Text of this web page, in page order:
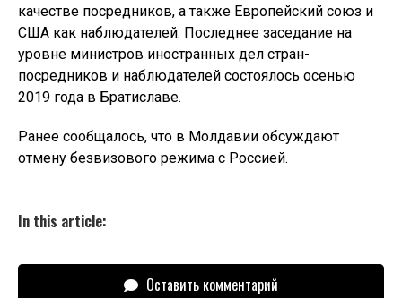
качестве посредников, а также Европейский союз и
США как наблюдателей. Последнее заседание на
уровне министров иностранных дел стран-
посредников и наблюдателей состоялось осенью
2019 года в Братиславе.
Ранее сообщалось, что в Молдавии обсуждают
отмену безвизового режима с Россией.
In this article:
Оставить комментарий